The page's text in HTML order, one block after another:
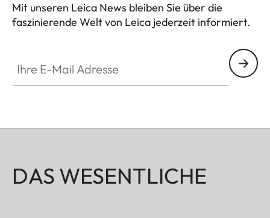
Mit unseren Leica News bleiben Sie über die
faszinierende Welt von Leica jederzeit informiert.
DAS WESENTLICHE